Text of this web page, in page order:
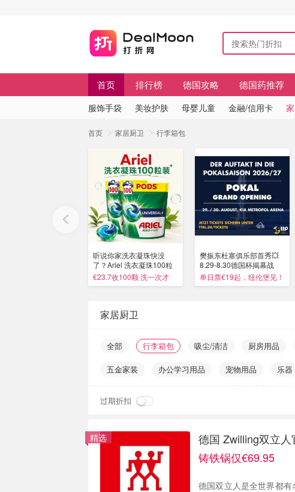
首页 排行榜 德国攻略 德国药推荐
服饰手袋 美妆护肤 母婴儿童 金融/信用卡
首页 家居厨卫 行李箱包
听说你家洗衣凝珠快没
了？Ariel 洗衣凝珠100粒
装
€23.7收100颗 洗一次才
€0.23
樊振东杜塞俱乐部首秀💥
8.29-8.30德国杯揭幕战
单日票€19起，纽伦堡见！
家居厨卫
全部 行李箱包 吸尘/清洁 厨房用品
五金家装 办公学习用品 宠物用品 乐器
过期折扣
精选
德国 Zwilling双立
铸铁锅仅€69.95
德国双立人是全世界都